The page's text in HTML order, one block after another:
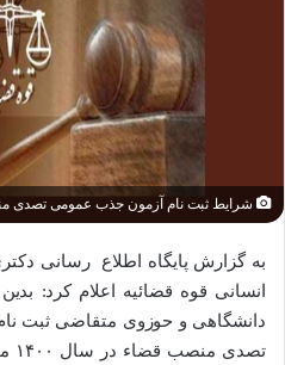
شرایط ثبت نام آزمون جذب عمومی تصدی
به گزارش پایگاه اطلاع رسانی
انسانی قوه قضائیه اعلام کرد:
دانشگاهی و حوزوی متقاضی ثبت